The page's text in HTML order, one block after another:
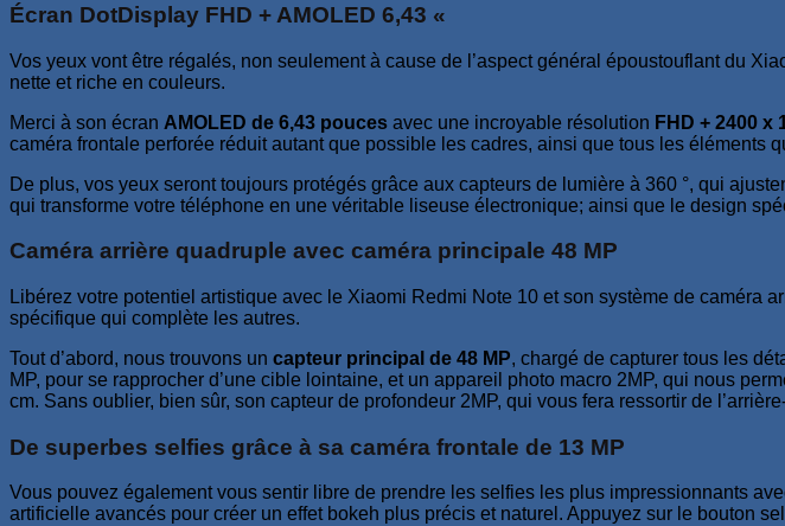
Écran DotDisplay FHD + AMOLED 6,43 «
Vos yeux vont être régalés, non seulement à cause de l’aspect général époustouflant du
nette et riche en couleurs.
Merci à son écran AMOLED de 6,43 pouces avec une incroyable résolution FHD + 2400 x
caméra frontale perforée réduit autant que possible les cadres, ainsi que tous les éléments
De plus, vos yeux seront toujours protégés grâce aux capteurs de lumière à 360 °, qui
qui transforme votre téléphone en une véritable liseuse électronique; ainsi que le design
Caméra arrière quadruple avec caméra principale 48 MP
Libérez votre potentiel artistique avec le Xiaomi Redmi Note 10 et son système de caméra
spécifique qui complète les autres.
Tout d’abord, nous trouvons un capteur principal de 48 MP, chargé de capturer tous les
MP, pour se rapprocher d’une cible lointaine, et un appareil photo macro 2MP, qui nous
cm. Sans oublier, bien sûr, son capteur de profondeur 2MP, qui vous fera ressortir de
De superbes selfies grâce à sa caméra frontale de 13 MP
Vous pouvez également vous sentir libre de prendre les selfies les plus impressionnants
artificielle avancés pour créer un effet bokeh plus précis et naturel. Appuyez sur le bouton